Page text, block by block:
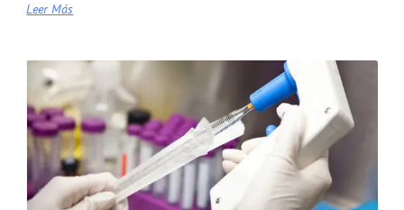
Leer Más